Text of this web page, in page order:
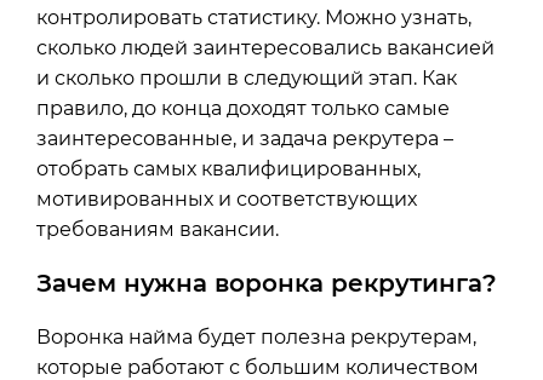
контролировать статистику. Можно узнать,
сколько людей заинтересовались вакансией
и сколько прошли в следующий этап. Как
правило, до конца доходят только самые
заинтересованные, и задача рекрутера –
отобрать самых квалифицированных,
мотивированных и соответствующих
требованиям вакансии.
Зачем нужна воронка рекрутинга?
Воронка найма будет полезна рекрутерам,
которые работают с большим количеством